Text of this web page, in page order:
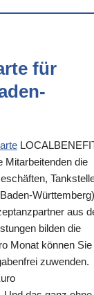
für
Mitarbeitenden die
Württemberg)
aus
bilden die
Monat können Sie
zuwenden.